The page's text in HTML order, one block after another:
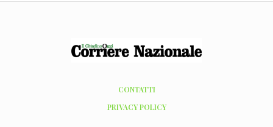
CONTATTI
PRIVACY POLICY